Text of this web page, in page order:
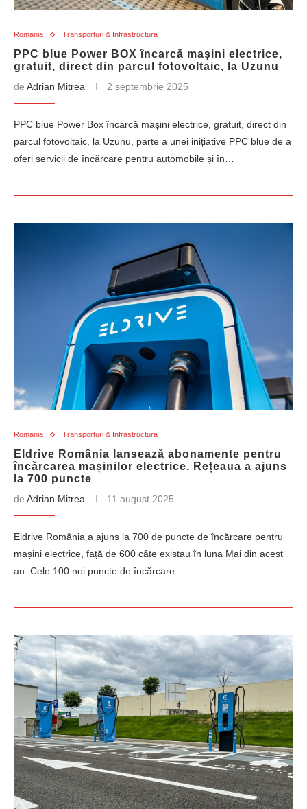
Romania Transporturi & Infrastructura
PPC blue Power BOX încarcă mașini electrice,
gratuit, direct din parcul fotovoltaic, la Uzunu
de Adrian Mitrea 2 septembrie 2025
PPC blue Power Box încarcă mașini electrice, gratuit, direct din
parcul fotovoltaic, la Uzunu, parte a unei inițiative PPC blue de a
oferi servicii de încărcare pentru automobile și în…
Romania Transporturi & Infrastructura
Eldrive România lansează abonamente pentru
încărcarea mașinilor electrice. Rețeaua a ajuns
la 700 puncte
de Adrian Mitrea 11 august 2025
Eldrive România a ajuns la 700 de puncte de încărcare pentru
mașini electrice, față de 600 câte existau în luna Mai din acest
an. Cele 100 noi puncte de încărcare…